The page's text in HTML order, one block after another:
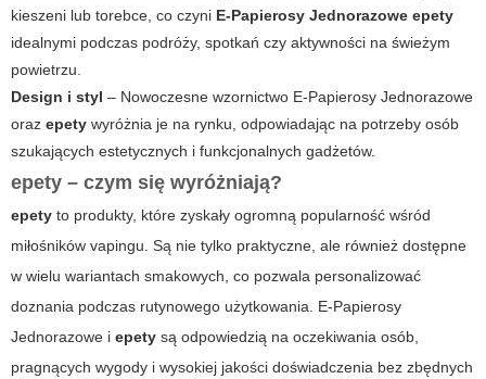
kieszeni lub torebce, co czyni E-Papierosy Jednorazowe epety
idealnymi podczas podróży, spotkań czy aktywności na świeżym
powietrzu.
Design i styl – Nowoczesne wzornictwo E-Papierosy Jednorazowe
oraz epety wyróżnia je na rynku, odpowiadając na potrzeby osób
szukających estetycznych i funkcjonalnych gadżetów.
epety – czym się wyróżniają?
epety to produkty, które zyskały ogromną popularność wśród
miłośników vapingu. Są nie tylko praktyczne, ale również dostępne
w wielu wariantach smakowych, co pozwala personalizować
doznania podczas rutynowego użytkowania. E-Papierosy
Jednorazowe i epety są odpowiedzią na oczekiwania osób,
pragnących wygody i wysokiej jakości doświadczenia bez zbędnych